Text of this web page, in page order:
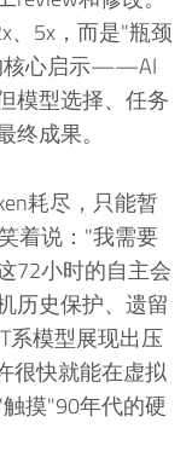
、5x，而是"瓶颈
核心启示——AI
模型选择、任务
成果。
耗尽，只能暂
着说："我需要
72小时的自主会
历史保护、遗留
系模型展现出压
很快就能在虚拟
摸"90年代的硬